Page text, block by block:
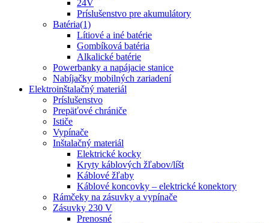
24V
Príslušenstvo pre akumulátory
Batéria(1)
Lítiové a iné batérie
Gombíková batéria
Alkalické batérie
Powerbanky a napájacie stanice
Nabíjačky mobilných zariadení
Elektroinštalačný materiál
Príslušenstvo
Prepäťové chrániče
Ističe
Vypínače
Inštalačný materiál
Elektrické kocky
Kryty káblových žľabov/líšt
Káblové žľaby
Káblové koncovky – elektrické konektory
Rámčeky na zásuvky a vypínače
Zásuvky 230 V
Prenosné